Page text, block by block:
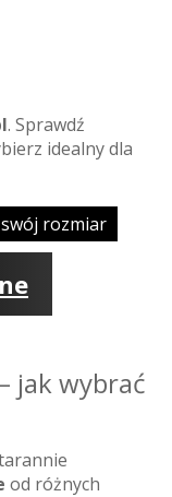
. Sprawdź
idealny dla
rozmiar
jak wybrać
od różnych